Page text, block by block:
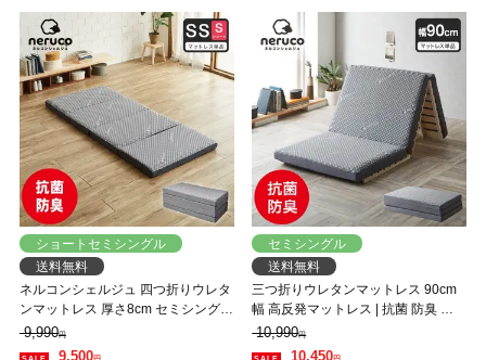
ショートセミシングル
送料無料
ネルコンシェルジュ 四つ折りウレタ
ンマットレス 厚さ8cm セミシングル
セミシングルショートサイズ 抗菌防
臭 高復元率 高反発 高密度35D 軽量
9,990円
9,500
セミシングル
送料無料
三つ折りウレタンマットレス 90cm
幅 高反発マットレス | 抗菌 防臭 抗
菌防臭 洗える カバー 8cm メッシュ
おすすめ 高反発マットレス
10,990円
10,450